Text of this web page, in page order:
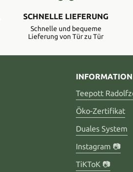
SCHNELLE LIEFERUNG
Schnelle und bequeme
Lieferung von Tür zu Tür
INFORMATION
Teepott
Öko-Zertifikat
Duales System
Instagram 📷
TiKToK 📷